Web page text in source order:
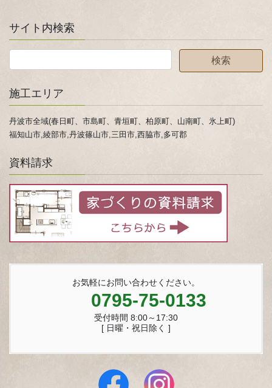
サイト内検索
施工エリア
丹波市全域(春日町、市島町、青垣町、柏原町、山南町、氷上町)
福知山市,綾部市,丹波篠山市,三田市,西脇市,多可郡
資料請求
お気軽にお問い合わせください。
0795-75-0133
受付時間 8:00～17:30
[ 日曜・祝日除く ]